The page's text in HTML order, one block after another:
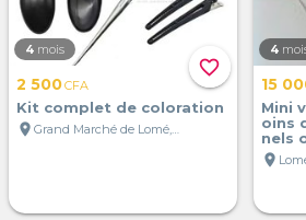
favorite_border
4 mois
2 500CFA
Kit complet de coloration
location_on
Grand Marché de Lomé, Lomé, Togo
4
15
Mini
oins
nels
location_on